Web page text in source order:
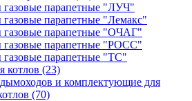
газовые парапетные "ЛУЧ"
парапетные "Лемакс"
газовые парапетные "ОЧАГ"
газовые парапетные "РОСС"
газовые парапетные "ТС"
котлов (23)
и комплектующие для
(70)